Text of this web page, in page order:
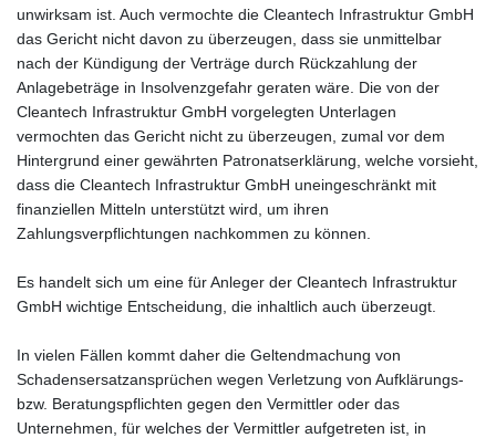
unwirksam ist. Auch vermochte die Cleantech Infrastruktur GmbH
das Gericht nicht davon zu überzeugen, dass sie unmittelbar
nach der Kündigung der Verträge durch Rückzahlung der
Anlagebeträge in Insolvenzgefahr geraten wäre. Die von der
Cleantech Infrastruktur GmbH vorgelegten Unterlagen
vermochten das Gericht nicht zu überzeugen, zumal vor dem
Hintergrund einer gewährten Patronatserklärung, welche vorsieht,
dass die Cleantech Infrastruktur GmbH uneingeschränkt mit
finanziellen Mitteln unterstützt wird, um ihren
Zahlungsverpflichtungen nachkommen zu können.
Es handelt sich um eine für Anleger der Cleantech Infrastruktur
GmbH wichtige Entscheidung, die inhaltlich auch überzeugt.
In vielen Fällen kommt daher die Geltendmachung von
Schadensersatzansprüchen wegen Verletzung von Aufklärungs-
bzw. Beratungspflichten gegen den Vermittler oder das
Unternehmen, für welches der Vermittler aufgetreten ist, in